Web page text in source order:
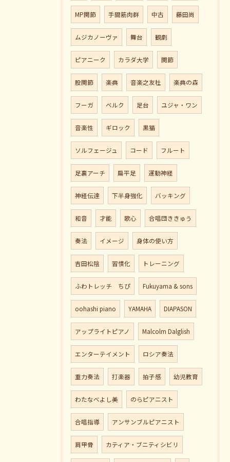
MP関節 手間筋肉群 中古 藤田尚
ムジカノーヴァ 舞台 観劇
ピアニーク カラダ大学 関節
股関節 楽典 音楽之友社 楽典の森
フーガ ベルク 足台 ユジャ・ワン
音楽性 ギロック 黒猫
ソルフェージュ コード フルート
足裏アーチ 扁平足 運動神経
神経伝達 下半身強化 バッキング
和音 才能 歌心 合唱団ききゅう
奏法 イメージ 身体の使い方
吉田松陰 習慣化 トレーニング
ふわトレッチ ちぴ Fukuyama & sons
oohashi piano YAMAHA DIAPASON
アップライトピアノ Malcolm Dalglish
エンターテイメント ロシア奏法
重力奏法 打楽器 拍子感 幼児教育
わたなべよし美 のらピアニスト
合唱指導 アンサンブルピアニスト
肩甲骨 カティア・ブニティシビリ